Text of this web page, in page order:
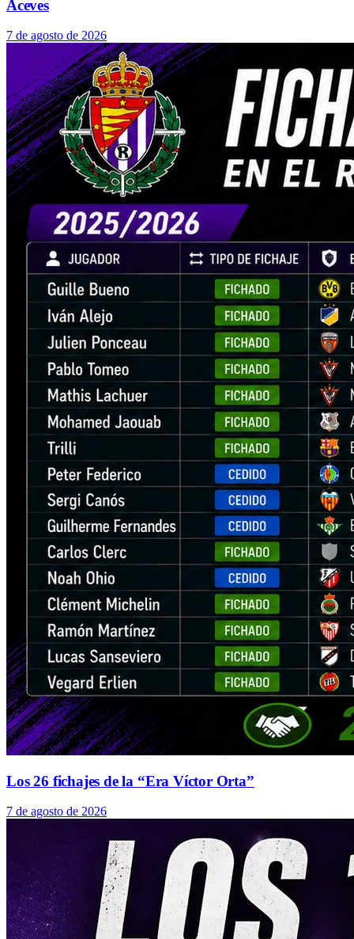
Aceves
7 de agosto de 2026
Los 26 fichajes de la “Era Víctor Orta”
7 de agosto de 2026